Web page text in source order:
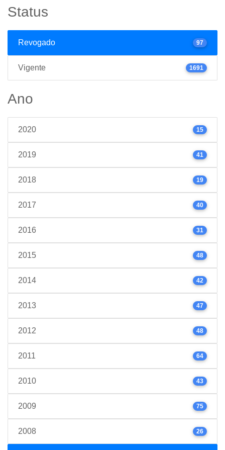
Status
Revogado 97
Vigente 1691
Ano
2020 15
2019 41
2018 19
2017 40
2016 31
2015 48
2014 42
2013 47
2012 48
2011 64
2010 43
2009 75
2008 26